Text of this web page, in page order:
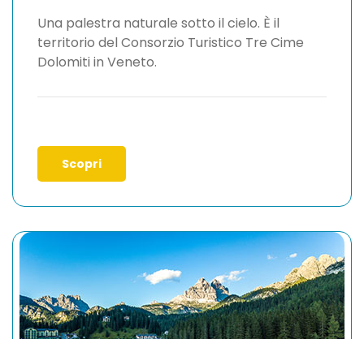
Una palestra naturale sotto il cielo. È il
territorio del Consorzio Turistico Tre Cime
Dolomiti in Veneto.
Scopri